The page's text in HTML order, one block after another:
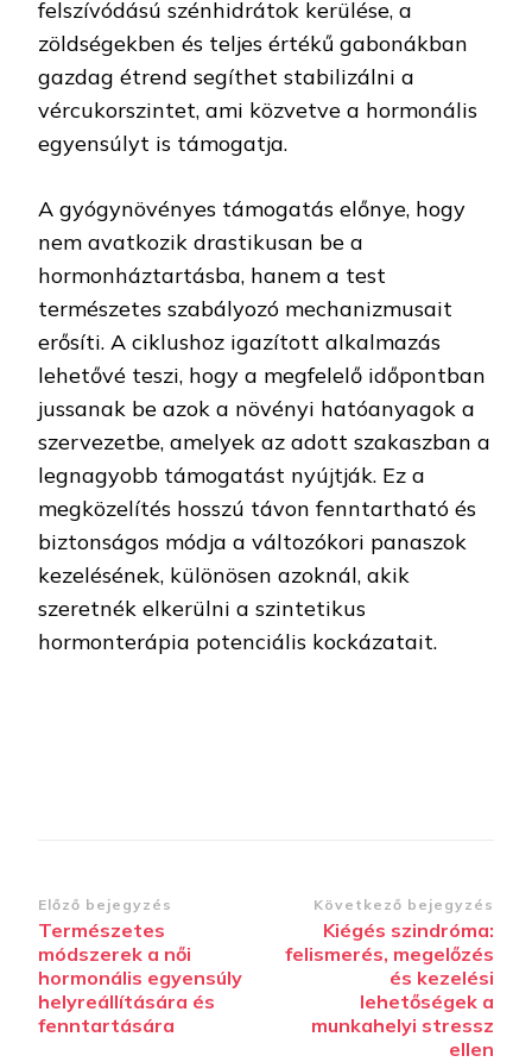
felszívódású szénhidrátok kerülése, a
zöldségekben és teljes értékű gabonákban
gazdag étrend segíthet stabilizálni a
vércukorszintet, ami közvetve a hormonális
egyensúlyt is támogatja.
A gyógynövényes támogatás előnye, hogy
nem avatkozik drastikusan be a
hormonháztartásba, hanem a test
természetes szabályozó mechanizmusait
erősíti. A ciklushoz igazított alkalmazás
lehetővé teszi, hogy a megfelelő időpontban
jussanak be azok a növényi hatóanyagok a
szervezetbe, amelyek az adott szakaszban a
legnagyobb támogatást nyújtják. Ez a
megközelítés hosszú távon fenntartható és
biztonságos módja a változókori panaszok
kezelésének, különösen azoknál, akik
szeretnék elkerülni a szintetikus
hormonterápia potenciális kockázatait.
Bejegyzések
navigációja
Előző bejegyzés
Természetes
módszerek a női
hormonális egyensúly
helyreállítására és
fenntartására
Következő bejegyzés
Kiégés szindróma:
felismerés, megelőzés
és kezelési
lehetőségek a
munkahelyi stressz
ellen